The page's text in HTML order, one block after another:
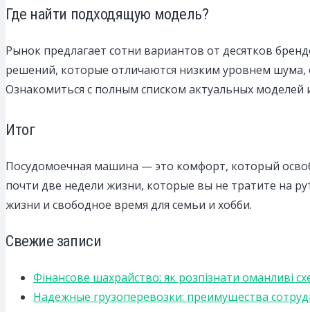
Где найти подходящую модель?
Рынок предлагает сотни вариантов от десятков
решений, которые отличаются низким уровнем шума,
Ознакомиться с полным списком актуальных
Итог
Посудомоечная машина — это комфорт, который
почти две недели жизни, которые вы не тратите на
жизни и свободное время для семьи и хобби.
Свежие записи
Фінансове шахрайство: як розпізнати оманливі
Надежные грузоперевозки: преимущества